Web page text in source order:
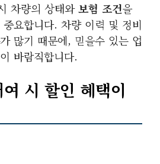
차량의 상태와보험 조건을
요합니다. 차량 이력 및 정비
많기 때문에, 믿을수 있는 업
바람직합니다.
시 할인 혜택이